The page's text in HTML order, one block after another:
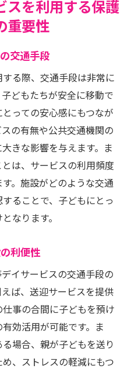
スを利用する保護
重要性
交通手段
る際、交通手段は非常に
どもたちが安全に移動で
っての安心感にもつなが
の有無や公共交通機関の
きな影響を与えます。ま
は、サービスの利用頻度
。施設がどのような交通
ることで、子どもにとっ
なります。
利便性
イサービスの交通手段の
ば、送迎サービスを提供
事の合間に子どもを預け
効活用が可能です。ま
場合、親が子どもを送り
、ストレスの軽減にもつ